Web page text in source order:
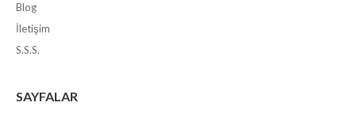
Blog
İletişim
S.S.S.
SAYFALAR